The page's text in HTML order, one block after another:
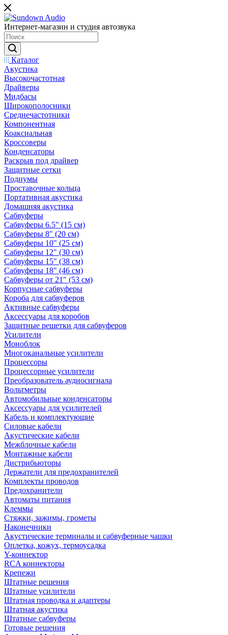
Интернет-магазин и студия автозвука
Каталог
Акустика
Высокочастотная
Драйверы
Мидбасы
Широкополосники
Среднечастотники
Компонентная
Коаксиальная
Кроссоверы
Конденсаторы
Раскрыв под драйвер
Защитные сетки
Подиумы
Проставочные кольца
Портативная акустика
Домашняя акустика
Сабвуферы
Сабвуферы 6.5" (15 см)
Сабвуферы 8" (20 см)
Сабвуферы 10" (25 см)
Сабвуферы 12" (30 см)
Сабвуферы 15" (38 см)
Сабвуферы 18" (46 см)
Сабвуферы от 21" (53 см)
Корпусные сабвуферы
Короба для сабвуферов
Активные сабвуферы
Аксессуары для коробов
Защитные решетки для сабвуферов
Усилители
Моноблок
Многоканальные усилители
Процессоры
Процессорные усилители
Преобразователь аудиосигнала
Вольтметры
Автомобильные конденсаторы
Аксессуары для усилителей
Кабель и комплектующие
Силовые кабели
Акустические кабели
Межблочные кабели
Монтажные кабели
Дистрибьюторы
Держатели для предохранителей
Комплекты проводов
Предохранители
Автоматы питания
Клеммы
Стяжки, зажимы, грометы
Наконечники
Акустические терминалы и сабвуферные чашки
Оплетка, кожух, термоусадка
Y-коннектор
RCA коннекторы
Крепежи
Штатные решения
Штатные усилители
Штатная проводка и адаптеры
Штатная акустика
Штатные сабвуферы
Готовые решения